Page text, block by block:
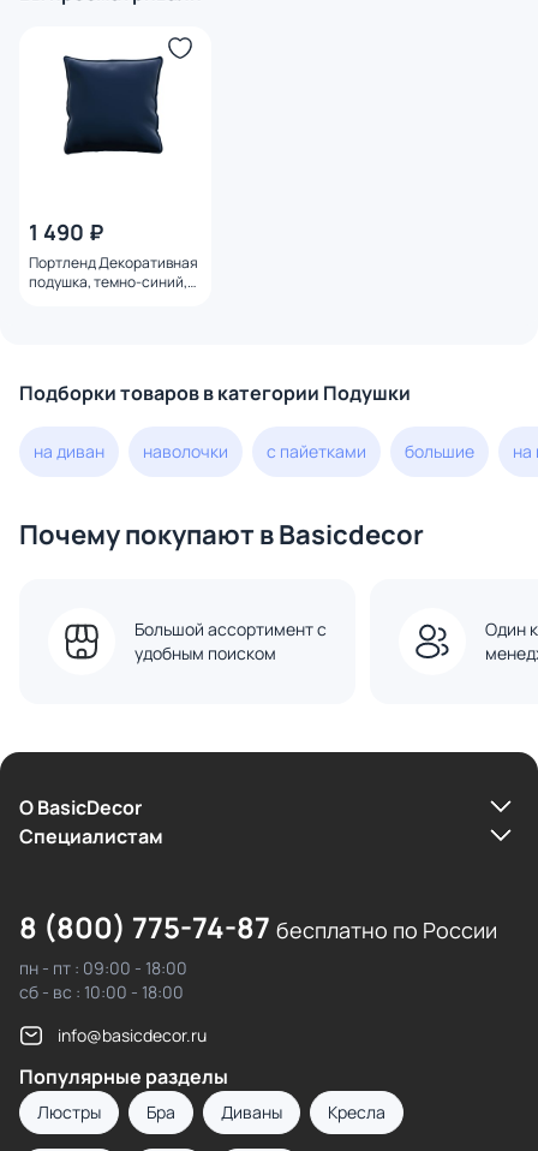
1 490 ₽
Портленд Декоративная
подушка, темно-синий,
Подборки товаров в категории Подушки
на диван наволочки с пайетками большие на
Почему покупают в Basicdecor
Большой ассортимент с
удобным поиском
Один
О BasicDecor
Cпециалистам
8 (800) 775-74-87 бесплатно по России
пн - пт : 09:00 - 18:00
сб - вс : 10:00 - 18:00
info@basicdecor.ru
Популярные разделы
Люстры Бра Диваны Кресла